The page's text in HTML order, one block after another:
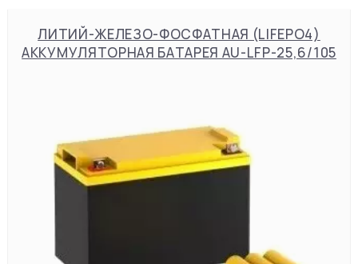
ЛИТИЙ-ЖЕЛЕЗО-ФОСФАТНАЯ (LIFEPO4)
АККУМУЛЯТОРНАЯ БАТАРЕЯ AU-LFP-25,6/105